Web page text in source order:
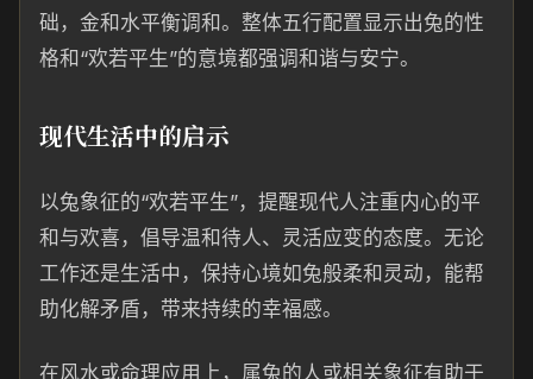
础，金和水平衡调和。整体五行配置显示出兔的性
格和“欢若平生”的意境都强调和谐与安宁。
现代生活中的启示
以兔象征的“欢若平生”，提醒现代人注重内心的平
和与欢喜，倡导温和待人、灵活应变的态度。无论
工作还是生活中，保持心境如兔般柔和灵动，能帮
助化解矛盾，带来持续的幸福感。
在风水或命理应用上，属兔的人或相关象征有助于